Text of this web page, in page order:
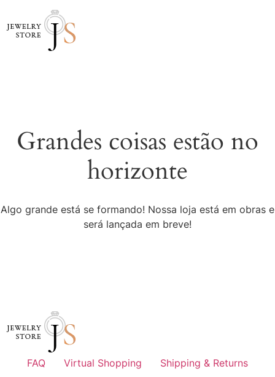
Grandes coisas estão no
horizonte
Algo grande está se formando! Nossa loja está em obras e
será lançada em breve!
FAQ Virtual Shopping
Shipping & Returns